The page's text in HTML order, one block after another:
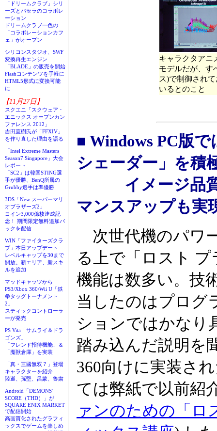
「ドリームクラブ」シリ
ーズとパセラのコラボレ
ーション
ドリームクラブ一色の
「コラボレーションカフ
ェ」がオープン
シリコンスタジオ、SWF
変換再生エンジン
「BLADE」の販売を開始
Flashコンテンツを手軽に
HTML5形式に変換可能
に
【11月27日】
スクエニ「スクウェア・
エニックス オープンカン
ファレンス 2012」
吉田直樹氏が「FFXIV」
を作り直した理由を語る
「Intel Extreme Masters
Season7 Singapore」大会
レポート
「SC2」は韓国STING選
手が優勝、BenQ所属の
Grubby選手は準優勝
3DS「New スーパーマリ
オブラザーズ2」
コイン3,000億枚達成記
念！ 期間限定無料追加パ
ックを配信
WIN「ファイターズクラ
ブ」本日アップデート
レベルキャップを30まで
開放。新エリア、新スキ
ルを追加
マッドキャッツから
PS3/Xbox 360/Wii U「鉄
拳タッグトーナメント
2」
スティックコントローラ
ーが発売
PS Vita「サムライ＆ドラ
ゴンズ」
「フレンド招待機能」＆
「魔獣倉庫」を実装
「真・三國無双７」登場
キャラクターを紹介
陸遜、孫堅、呂蒙、魯粛
Android「DEMONS'
SCORE（THD）」が
SQUARE ENIX MARKET
で配信開始
高画質化されたグラフィ
ックスでゲームを楽しめ
キャラクタアニ
モデルだが、す
ス)で制御され
いるとのこと
■ Windows PC版
シェーダー」を積
イメージ品質
マンスアップも実
次世代機のパワ
る上で「ロスト
機能は数多い。技
当したのはプログ
ションではかなり
踏み込んだ説明を
360向けに実装さ
ては弊紙で以前紹
ァンのための「ロ